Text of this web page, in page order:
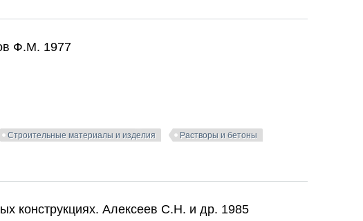
Ф.М. 1977
Строительные материалы и изделия
Растворы и бетоны
конструкциях. Алексеев С.Н. и др. 1985